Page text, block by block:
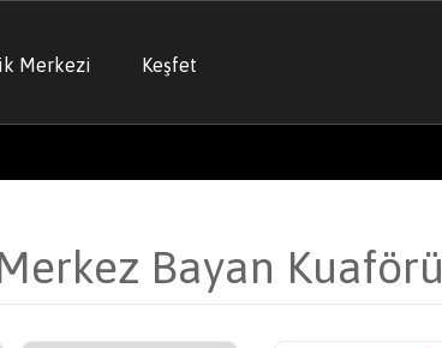
Merkezi Keşfet
Bayan Kuaförü